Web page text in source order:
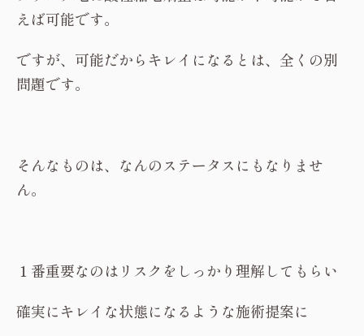
えば可能です。
ですが、可能だからキレイになるとは、全くの別
問題です。
そんなものは、なんのステータスにもなりませ
ん。
１番重要なのはリスクをしっかり理解してもらい
確実にキレイな状態になるような施術提案に